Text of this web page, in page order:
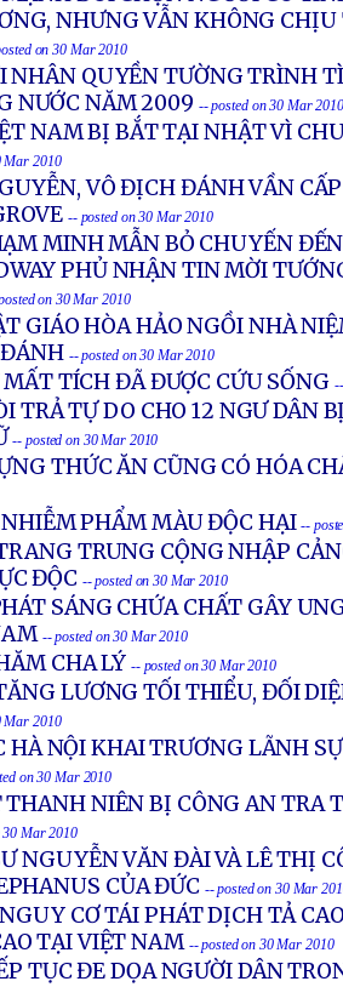
NHƯNG VẪN KHÔNG
on 30 Mar 2010
NHÂN QUYỀN TƯỜNG TRÌNH
NƯỚC NĂM 2009 -- posted on 30 Mar 2010
NAM BỊ BẮT TẠI NHẬT VÌ
Mar 2010
VÔ ĐỊCH ĐÁNH VẦN
-- posted on 30 Mar 2010
MINH MẪN BỎ CHUYẾN
PHỦ NHẬN TIN MỜI
on 30 Mar 2010
GIÁO HÒA HẢO NGỒI NHÀ
ĐÁNH -- posted on 30 Mar 2010
TÍCH ĐÃ ĐƯỢC CỨU SỐNG
TRẢ TỰ DO CHO 12 NGƯ DÂN
-- posted on 30 Mar 2010
THỨC ĂN CŨNG CÓ HÓA
PHẨM MÀU ĐỘC HẠI --
TRUNG CỘNG NHẬP
ĐỘC -- posted on 30 Mar 2010
SÁNG CHỨA CHẤT GÂY
-- posted on 30 Mar 2010
CHA LÝ -- posted on 30 Mar 2010
LƯƠNG TỐI THIỂU, ĐỐI
Mar 2010
HÀ NỘI KHAI TRƯƠNG LÃNH
on 30 Mar 2010
NIÊN BỊ CÔNG AN TRA
30 Mar 2010
NGUYỄN VĂN ĐÀI VÀ LÊ THỊ
CỦA ĐỨC -- posted on 30 Mar
CƠ TÁI PHÁT DỊCH TẢ
TẠI VIỆT NAM -- posted on 30 Mar 2010
TỤC ĐE DỌA NGƯỜI DÂN